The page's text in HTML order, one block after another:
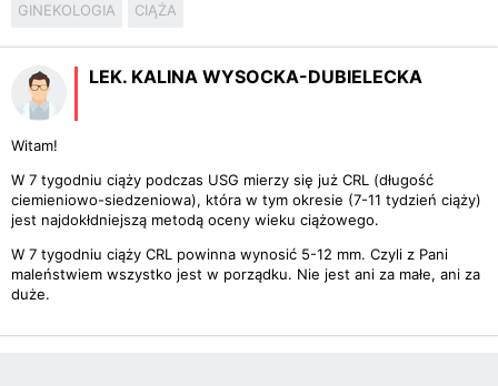
GINEKOLOGIA CIĄŻA
LEK. KALINA WYSOCKA-DUBIELECKA
Witam!
W 7 tygodniu ciąży podczas USG mierzy się już CRL (długość
ciemieniowo-siedzeniowa), która w tym okresie (7-11 tydzień ciąży)
jest najdokłdniejszą metodą oceny wieku ciążowego.
W 7 tygodniu ciąży CRL powinna wynosić 5-12 mm. Czyli z Pani
maleństwiem wszystko jest w porządku. Nie jest ani za małe, ani za
duże.